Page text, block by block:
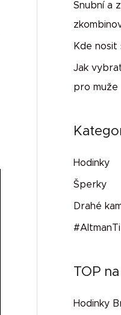
Snubní a
Kde nosit
Jak
pro muže
Hodinky
Šperky
Drahé
TOP
Hodinky